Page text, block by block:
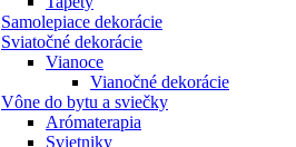
Samolepiace dekorácie
Sviatočné dekorácie
Vianoce
Vianočné dekorácie
Vône do bytu a sviečky
Arómaterapia
Svietniky